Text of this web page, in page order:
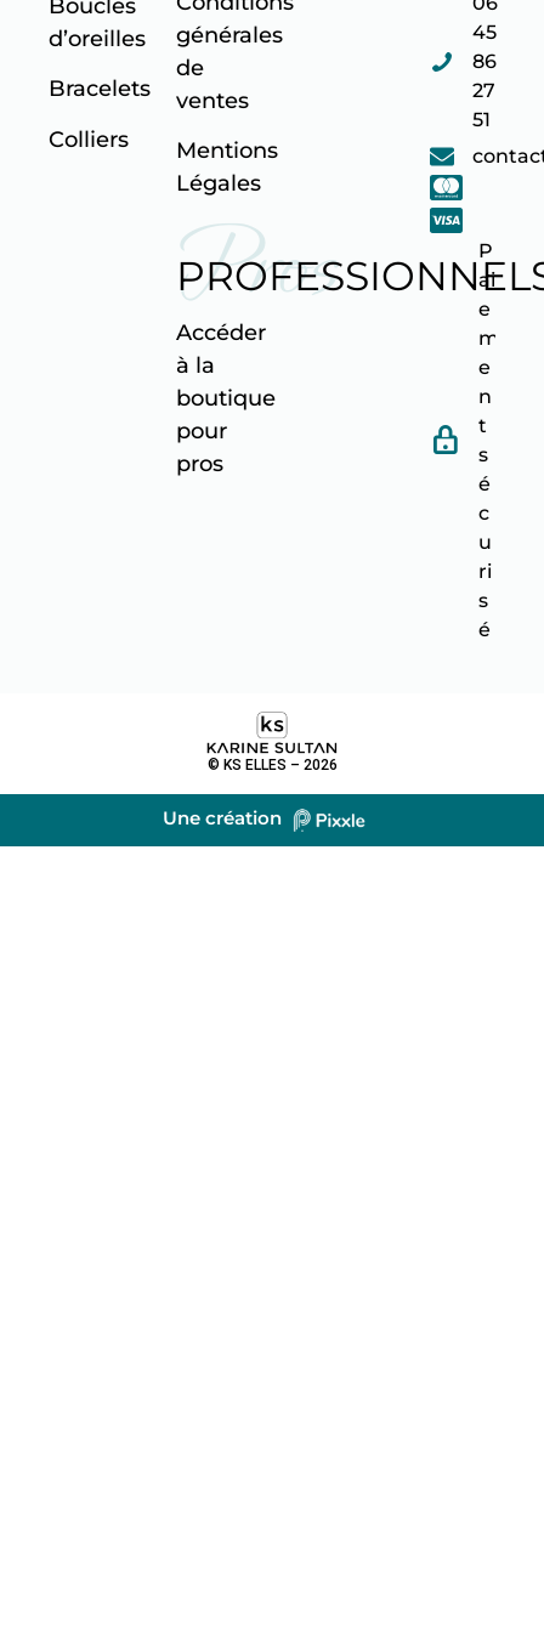
Boucles
d’oreilles
Bracelets
Colliers
générales
de
ventes
Mentions
Légales
Pros
Accéder
à la
boutique
pour
pros
45
86
27
51
P
ai
e
m
e
n
t
s
é
c
u
ri
s
é
© KS ELLES – 2026
Une création